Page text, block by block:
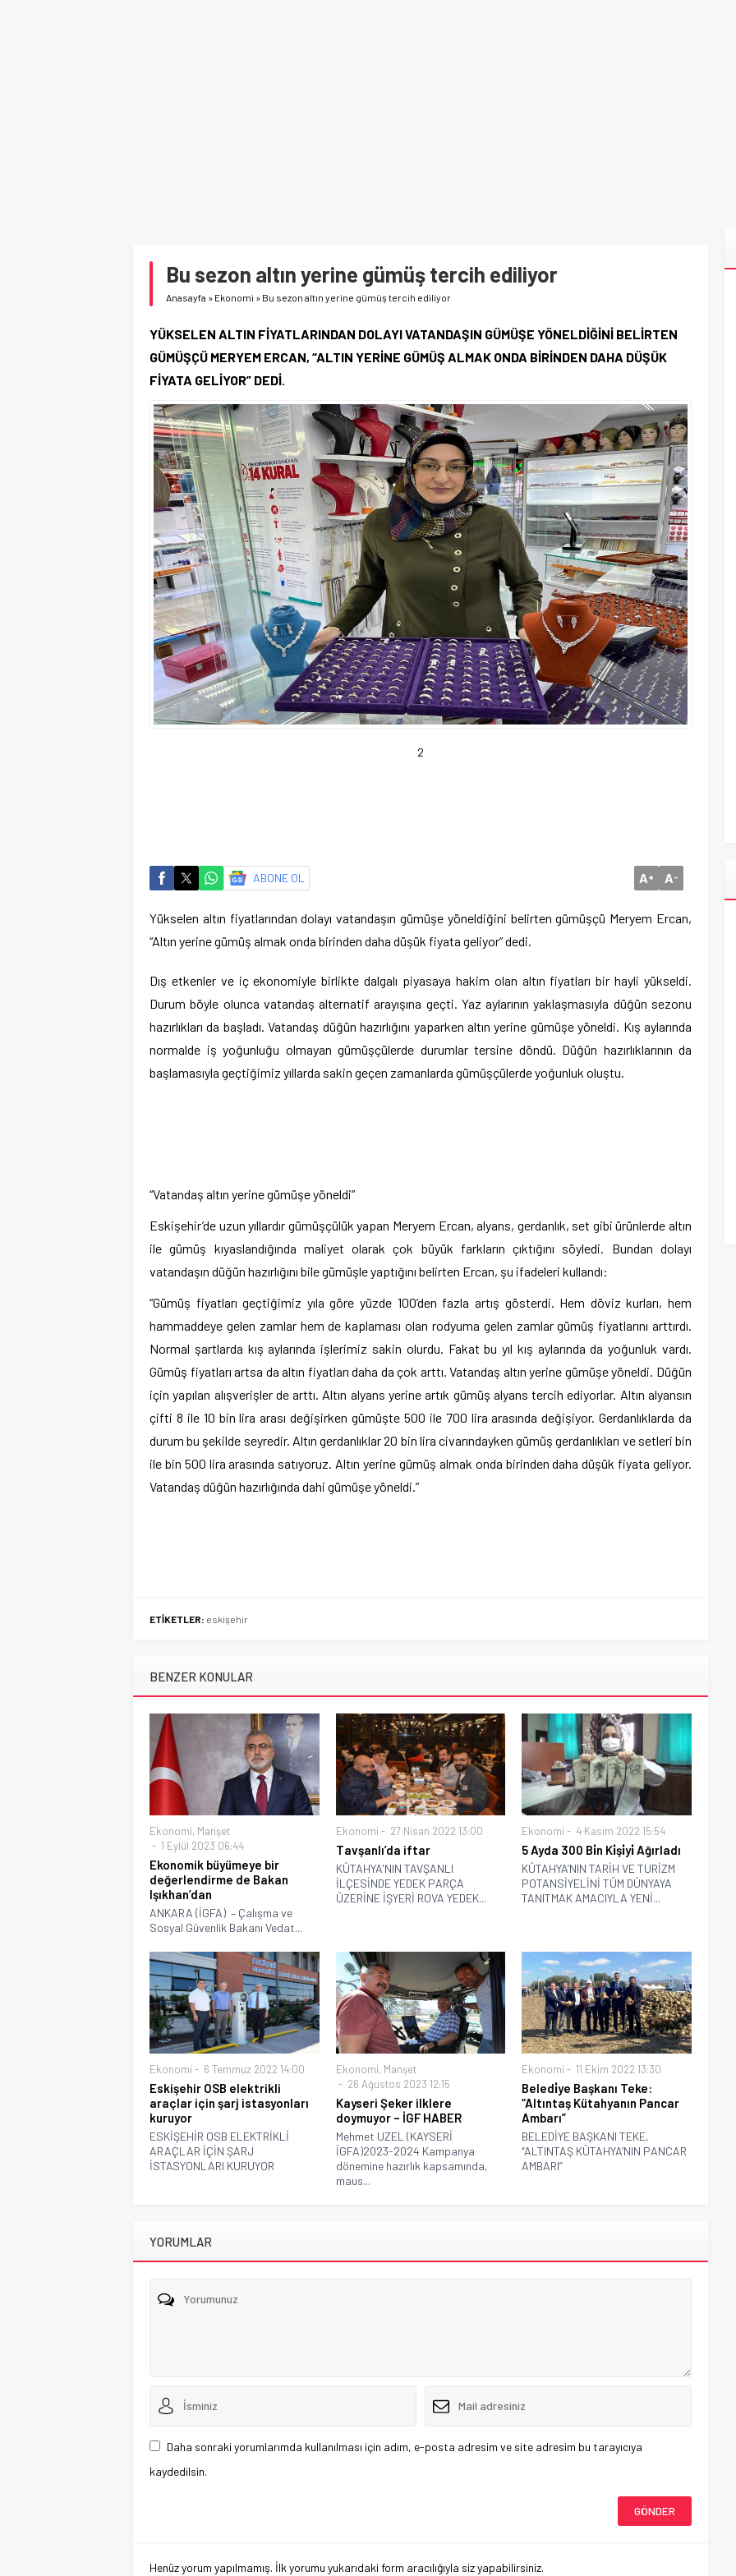
Bu sezon altın yerine gümüş tercih ediliyor
Anasayfa » Ekonomi » Bu sezon altın yerine gümüş tercih ediliyor
YÜKSELEN ALTIN FİYATLARINDAN DOLAYI VATANDAŞIN GÜMÜŞE YÖNELDİĞİNİ BELİRTEN
GÜMÜŞÇÜ MERYEM ERCAN, “ALTIN YERİNE GÜMÜŞ ALMAK ONDA BİRİNDEN DAHA DÜŞÜK
FİYATA GELİYOR” DEDİ.
2
ABONE OL A+ A-
Yükselen altın fiyatlarından dolayı vatandaşın gümüşe yöneldiğini belirten gümüşçü Meryem Ercan,
“Altın yerine gümüş almak onda birinden daha düşük fiyata geliyor” dedi.
Dış etkenler ve iç ekonomiyle birlikte dalgalı piyasaya hakim olan altın fiyatları bir hayli yükseldi.
Durum böyle olunca vatandaş alternatif arayışına geçti. Yaz aylarının yaklaşmasıyla düğün sezonu
hazırlıkları da başladı. Vatandaş düğün hazırlığını yaparken altın yerine gümüşe yöneldi. Kış aylarında
normalde iş yoğunluğu olmayan gümüşçülerde durumlar tersine döndü. Düğün hazırlıklarının da
başlamasıyla geçtiğimiz yıllarda sakin geçen zamanlarda gümüşçülerde yoğunluk oluştu.
“Vatandaş altın yerine gümüşe yöneldi”
Eskişehir’de uzun yıllardır gümüşçülük yapan Meryem Ercan, alyans, gerdanlık, set gibi ürünlerde altın
ile gümüş kıyaslandığında maliyet olarak çok büyük farkların çıktığını söyledi. Bundan dolayı
vatandaşın düğün hazırlığını bile gümüşle yaptığını belirten Ercan, şu ifadeleri kullandı:
“Gümüş fiyatları geçtiğimiz yıla göre yüzde 100’den fazla artış gösterdi. Hem döviz kurları, hem
hammaddeye gelen zamlar hem de kaplaması olan rodyuma gelen zamlar gümüş fiyatlarını arttırdı.
Normal şartlarda kış aylarında işlerimiz sakin olurdu. Fakat bu yıl kış aylarında da yoğunluk vardı.
Gümüş fiyatları artsa da altın fiyatları daha da çok arttı. Vatandaş altın yerine gümüşe yöneldi. Düğün
için yapılan alışverişler de arttı. Altın alyans yerine artık gümüş alyans tercih ediyorlar. Altın alyansın
çifti 8 ile 10 bin lira arası değişirken gümüşte 500 ile 700 lira arasında değişiyor. Gerdanlıklarda da
durum bu şekilde seyredir. Altın gerdanlıklar 20 bin lira civarındayken gümüş gerdanlıkları ve setleri bin
ile bin 500 lira arasında satıyoruz. Altın yerine gümüş almak onda birinden daha düşük fiyata geliyor.
Vatandaş düğün hazırlığında dahi gümüşe yöneldi.”
ETİKETLER: eskişehir
BENZER KONULAR
Ekonomi, Manşet
1 Eylül 2023 06:44
Ekonomik büyümeye bir
değerlendirme de Bakan
Işıkhan’dan
ANKARA (İGFA) – Çalışma ve
Sosyal Güvenlik Bakanı Vedat...
Ekonomi 27 Nisan 2022 13:00
Tavşanlı’da iftar
KÜTAHYA'NIN TAVŞANLI
İLÇESİNDE YEDEK PARÇA
ÜZERİNE İŞYERİ ROVA YEDEK...
Ekonomi 4 Kasım 2022 15:54
5 Ayda 300 Bi̇n Ki̇şi̇yi̇ Ağırladı
KÜTAHYA’NIN TARİH VE TURİZM
POTANSİYELİNİ TÜM DÜNYAYA
TANITMAK AMACIYLA YENİ...
Ekonomi 6 Temmuz 2022 14:00
Eskişehir OSB elektrikli
araçlar için şarj istasyonları
kuruyor
ESKİŞEHİR OSB ELEKTRİKLİ
ARAÇLAR İÇİN ŞARJ
İSTASYONLARI KURUYOR
Ekonomi, Manşet
26 Ağustos 2023 12:15
Kayseri Şeker ilklere
doymuyor – İGF HABER
Mehmet UZEL (KAYSERİ
İGFA)2023-2024 Kampanya
dönemine hazırlık kapsamında,
maus...
Ekonomi 11 Ekim 2022 13:30
Beledi̇ye Başkanı Teke:
“Altıntaş Kütahyanın Pancar
Ambarı”
BELEDİYE BAŞKANI TEKE,
“ALTINTAŞ KÜTAHYA’NIN PANCAR
AMBARI”
YORUMLAR
Daha sonraki yorumlarımda kullanılması için adım, e-posta adresim ve site adresim bu tarayıcıya
kaydedilsin.
Henüz yorum yapılmamış. İlk yorumu yukarıdaki form aracılığıyla siz yapabilirsiniz.